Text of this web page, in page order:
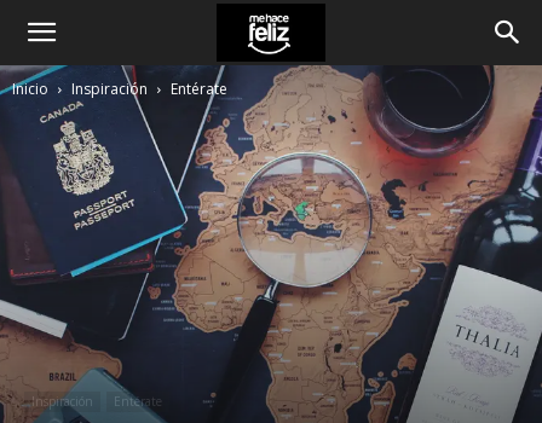
Inicio Inspiración Entérate
Inspiración Entérate